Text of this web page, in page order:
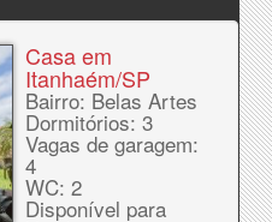
Casa em
Itanhaém/SP
Bairro: Belas Artes
Dormitórios: 3
Vagas de garagem:
4
WC: 2
Disponível para